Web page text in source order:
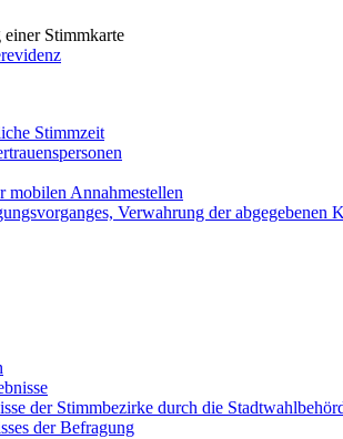
Stimmkarte
Stimmzeit
mobilen Annahmestellen
Verwahrung der abgegebenen
der Stimmbezirke durch die
der Befragung